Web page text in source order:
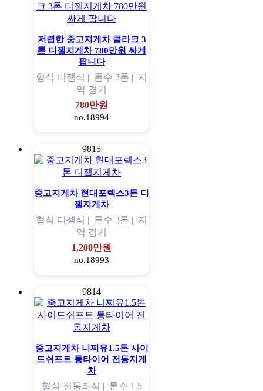
저렴한 중고지게차 클라크 3
톤 디젤지게차 780만원 싸게
팝니다
형식 디젤식 | 톤수 3톤 | 지
역 경기
780만원
no.18994
9815
중고지게차 현대포렉스3톤 디
젤지게차
형식 디젤식 | 톤수 3톤 | 지
역 경기
1,200만원
no.18993
9814
중고지게차 니찌유1.5톤 사이
드쉬프트 통타이어 전동지게
차
형식 전동좌식 | 톤수 1.5